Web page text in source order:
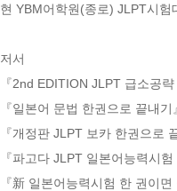
현 YBM어학원(종로) JLPT시험
저서
『2nd EDITION JLPT 급소공
『일본어 문법 한권으로 끝내
『개정판 JLPT 보카 한권으로
『파고다 JLPT 일본어능력시
『新 일본어능력시험 한 권이